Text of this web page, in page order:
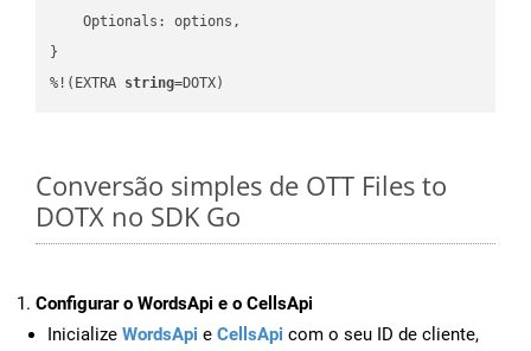
    Optionals: options,
}
%!(EXTRA string=DOTX)
Conversão simples de OTT Files to
DOTX no SDK Go
Configurar o WordsApi e o CellsApi
Inicialize WordsApi e CellsApi com o seu ID de cliente,